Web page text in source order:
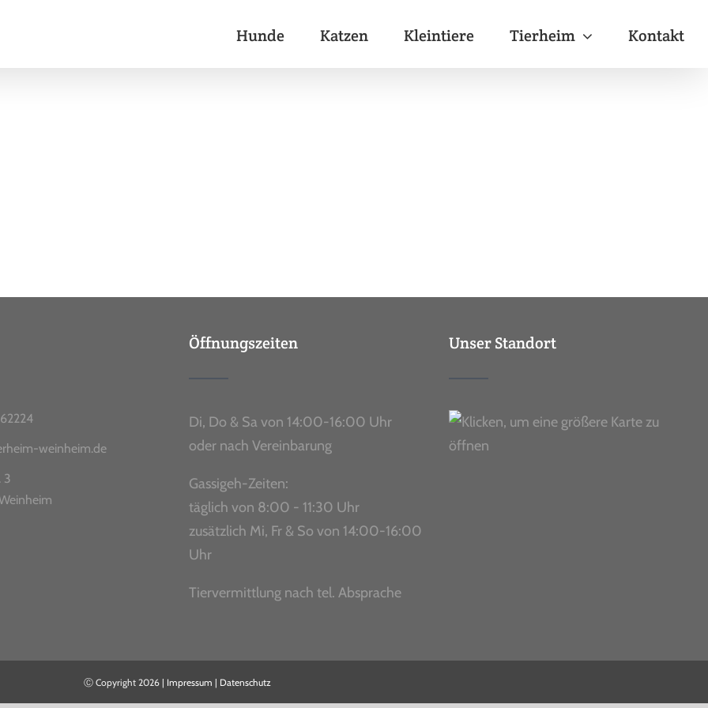
Hunde Katzen Kleintiere Tierheim Kontakt
weinheim.de
3
Öffnungszeiten
Di, Do & Sa von 14:00-16:00 Uhr
oder nach Vereinbarung
Gassigeh-Zeiten:
täglich von 8:00 - 11:30 Uhr
zusätzlich Mi, Fr & So von 14:00-16:00
Uhr
Tiervermittlung nach tel. Absprache
Unser Standort
Ⓒ Copyright 2026 | Impressum | Datenschutz